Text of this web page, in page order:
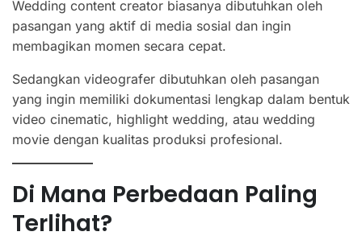
Wedding content creator biasanya dibutuhkan oleh
pasangan yang aktif di media sosial dan ingin
membagikan momen secara cepat.
Sedangkan videografer dibutuhkan oleh pasangan
yang ingin memiliki dokumentasi lengkap dalam bentuk
video cinematic, highlight wedding, atau wedding
movie dengan kualitas produksi profesional.
Di Mana Perbedaan Paling
Terlihat?